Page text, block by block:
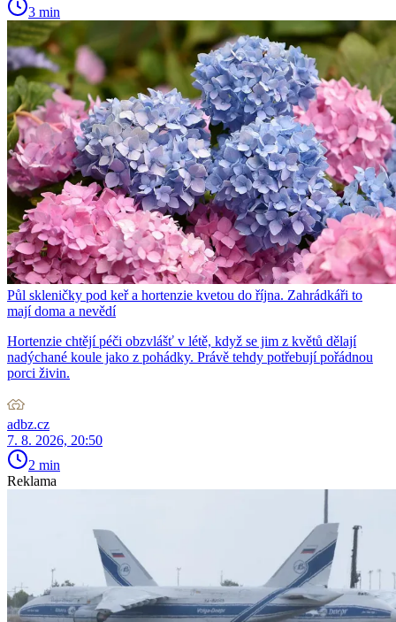
3 min
Půl skleničky pod keř a hortenzie kvetou do října. Zahrádkáři to
mají doma a nevědí
Hortenzie chtějí péči obzvlášť v létě, když se jim z květů dělají
nadýchané koule jako z pohádky. Právě tehdy potřebují pořádnou
porci živin.
adbz.cz
7. 8. 2026, 20:50
2 min
Reklama